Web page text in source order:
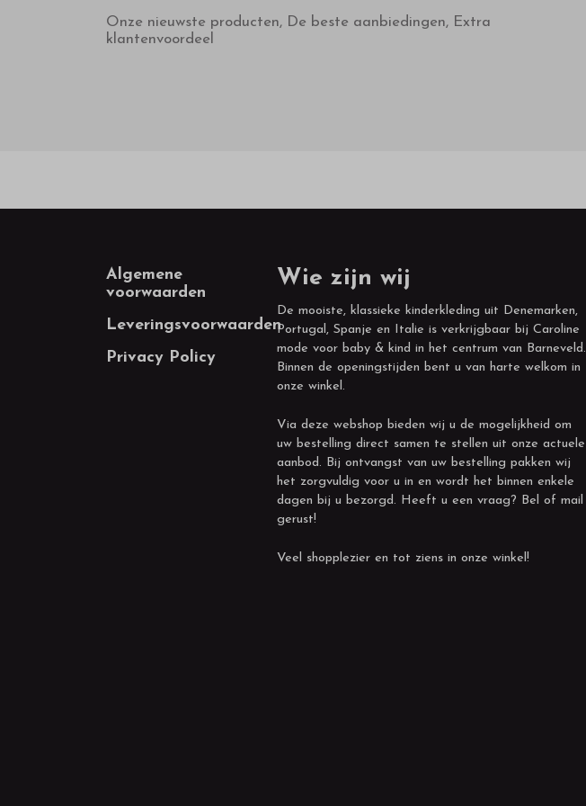
Onze nieuwste producten, De beste aanbiedingen, Extra
klantenvoordeel
Footer
Algemene
voorwaarden
Leveringsvoorwaarden
Privacy Policy
Wie zijn wij
De mooiste, klassieke kinderkleding uit Denemarken,
Portugal, Spanje en Italie is verkrijgbaar bij Caroline
mode voor baby & kind in het centrum van Barneveld.
Binnen de openingstijden bent u van harte welkom in
onze winkel.
Via deze webshop bieden wij u de mogelijkheid om
uw bestelling direct samen te stellen uit onze actuele
aanbod. Bij ontvangst van uw bestelling pakken wij
het zorgvuldig voor u in en wordt het binnen enkele
dagen bij u bezorgd. Heeft u een vraag? Bel of mail
gerust!
Veel shopplezier en tot ziens in onze winkel!